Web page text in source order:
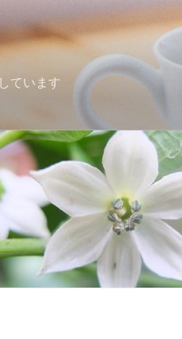
ています